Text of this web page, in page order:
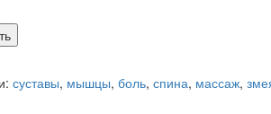
суставы, мышцы, боль, спина, массаж,